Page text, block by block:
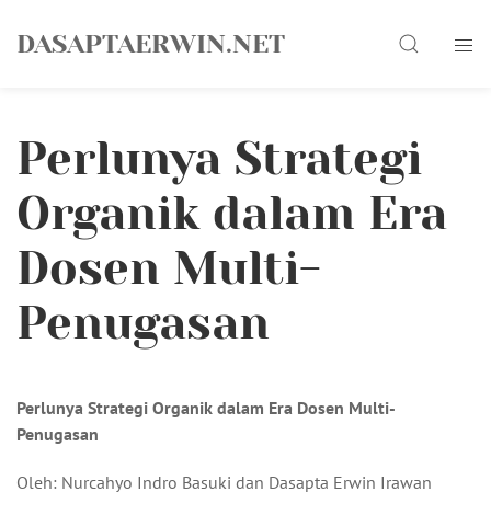
DASAPTAERWIN.NET Search
Perlunya Strategi
Organik dalam Era
Dosen Multi-
Penugasan
Perlunya Strategi Organik dalam Era Dosen Multi-
Penugasan
Oleh: Nurcahyo Indro Basuki dan Dasapta Erwin Irawan